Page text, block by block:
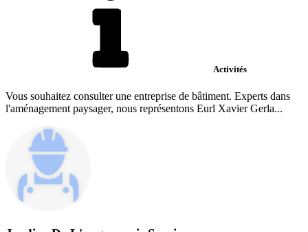
Activités
Vous souhaitez consulter une entreprise de bâtiment. Experts dans
l'aménagement paysager, nous représentons Eurl Xavier Gerla...